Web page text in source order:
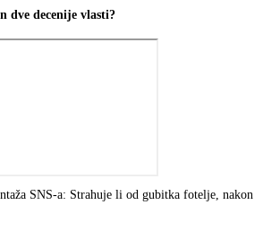
dve decenije vlasti?
SNS-a: Strahuje li od gubitka fotelje, nakon